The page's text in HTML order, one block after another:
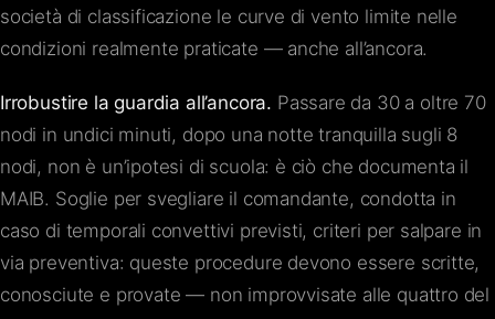
società di classificazione le curve di vento limite nelle
condizioni realmente praticate — anche all’ancora.
Irrobustire la guardia all’ancora. Passare da 30 a oltre 70
nodi in undici minuti, dopo una notte tranquilla sugli 8
nodi, non è un’ipotesi di scuola: è ciò che documenta il
MAIB. Soglie per svegliare il comandante, condotta in
caso di temporali convettivi previsti, criteri per salpare in
via preventiva: queste procedure devono essere scritte,
conosciute e provate — non improvvisate alle quattro del